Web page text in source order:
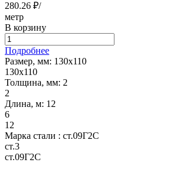
280.26 ₽/
метр
В корзину
Подробнее
Размер, мм: 130х110
130х110
Толщина, мм: 2
2
Длина, м: 12
6
12
Марка стали : ст.09Г2С
ст.3
ст.09Г2С